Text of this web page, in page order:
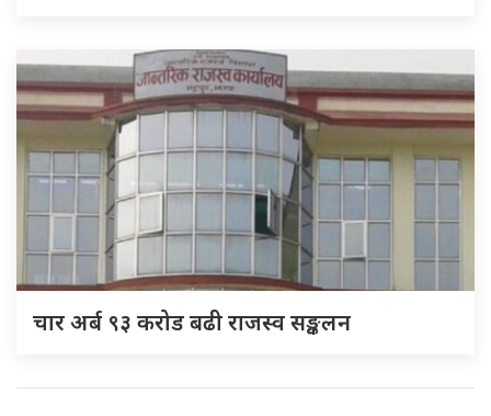
चार अर्ब ९३ करोड बढी राजस्व सङ्कलन